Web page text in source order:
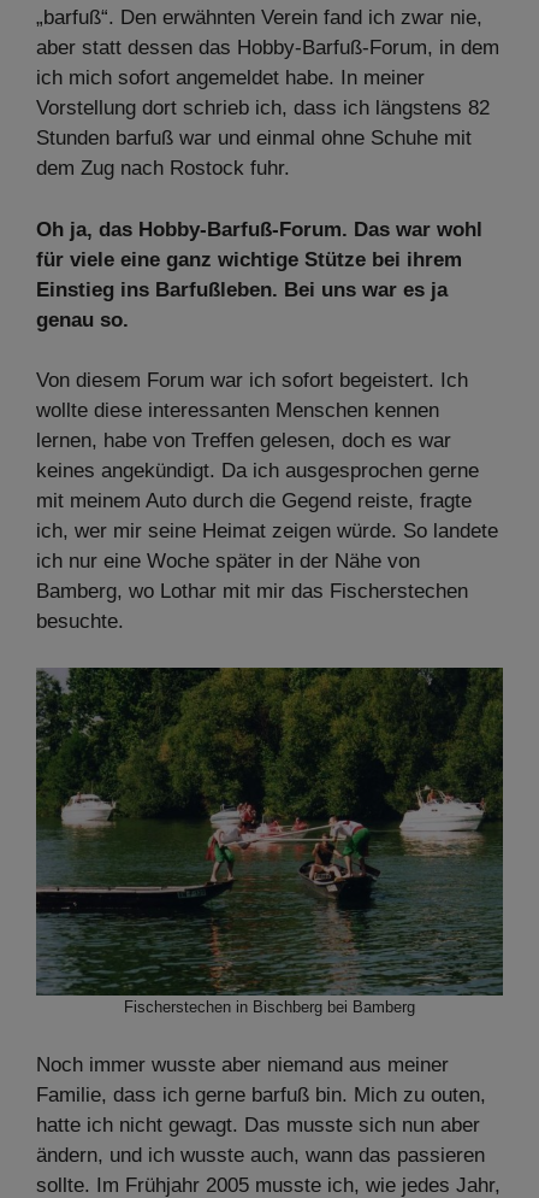
„barfuß“. Den erwähnten Verein fand ich zwar nie,
aber statt dessen das Hobby-Barfuß-Forum, in dem
ich mich sofort angemeldet habe. In meiner
Vorstellung dort schrieb ich, dass ich längstens 82
Stunden barfuß war und einmal ohne Schuhe mit
dem Zug nach Rostock fuhr.
Oh ja, das Hobby-Barfuß-Forum. Das war wohl
für viele eine ganz wichtige Stütze bei ihrem
Einstieg ins Barfußleben. Bei uns war es ja
genau so.
Von diesem Forum war ich sofort begeistert. Ich
wollte diese interessanten Menschen kennen
lernen, habe von Treffen gelesen, doch es war
keines angekündigt. Da ich ausgesprochen gerne
mit meinem Auto durch die Gegend reiste, fragte
ich, wer mir seine Heimat zeigen würde. So landete
ich nur eine Woche später in der Nähe von
Bamberg, wo Lothar mit mir das Fischerstechen
besuchte.
Fischerstechen in Bischberg bei Bamberg
Noch immer wusste aber niemand aus meiner
Familie, dass ich gerne barfuß bin. Mich zu outen,
hatte ich nicht gewagt. Das musste sich nun aber
ändern, und ich wusste auch, wann das passieren
sollte. Im Frühjahr 2005 musste ich, wie jedes Jahr,